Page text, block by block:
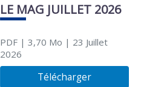
LE MAG JUILLET 2026
PDF| 3,70 Mo | 23 Juillet
2026
Télécharger